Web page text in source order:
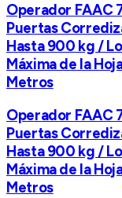
Operador FAAC
Puertas
Hasta 900 kg /
Máxima de la
Metros
Operador FAAC
Puertas
Hasta 900 kg /
Máxima de la
Metros